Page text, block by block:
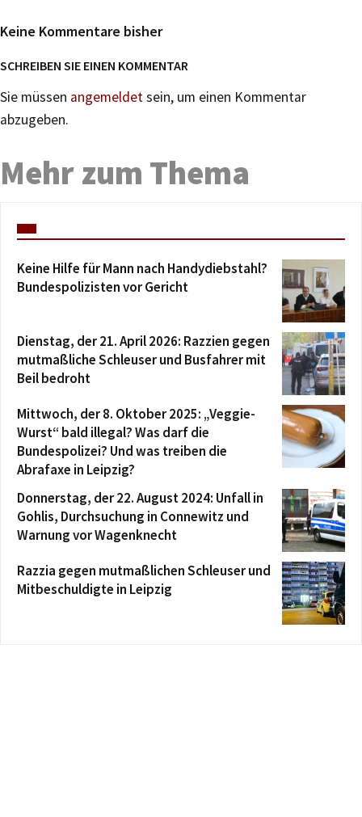
Keine Kommentare bisher
SCHREIBEN SIE EINEN KOMMENTAR
Sie müssen angemeldetsein, um einen Kommentar
abzugeben.
Mehr zum Thema
Keine Hilfe für Mann nach Handydiebstahl?
Bundespolizisten vor Gericht
Dienstag, der 21. April 2026: Razzien gegen
mutmaßliche Schleuser und Busfahrer mit
Beil bedroht
Mittwoch, der 8. Oktober 2025: „Veggie-
Wurst“ bald illegal? Was darf die
Bundespolizei? Und was treiben die
Abrafaxe in Leipzig?
Donnerstag, der 22. August 2024: Unfall in
Gohlis, Durchsuchung in Connewitz und
Warnung vor Wagenknecht
Razzia gegen mutmaßlichen Schleuser und
Mitbeschuldigte in Leipzig